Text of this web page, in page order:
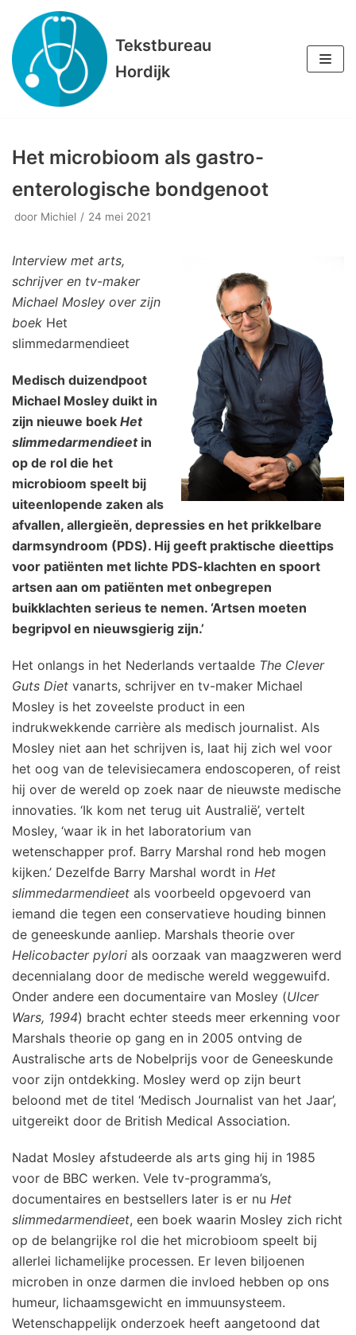
Meteen
naar
de
inhoud
Tekstbureau
Hordijk
Het microbioom als gastro-
enterologische bondgenoot
door Michiel 24 mei 2021
Interview met arts,
schrijver en tv-maker
Michael Mosley over zijn
boek Het
slimmedarmendieet
Medisch duizendpoot
Michael Mosley duikt in
zijn nieuwe boek Het
slimmedarmendieetin
op de rol die het
microbioom speelt bij
uiteenlopende zaken als
afvallen, allergieën, depressies en het prikkelbare
darmsyndroom (PDS). Hij geeft praktische dieettips
voor patiënten met lichte PDS-klachten en spoort
artsen aan om patiënten met onbegrepen
buikklachten serieus te nemen. ‘Artsen moeten
begripvol en nieuwsgierig zijn.’
Het onlangs in het Nederlands vertaalde The Clever
Guts Diet vanarts, schrijver en tv-maker Michael
Mosley is het zoveelste product in een
indrukwekkende carrière als medisch journalist. Als
Mosley niet aan het schrijven is, laat hij zich wel voor
het oog van de televisiecamera endoscoperen, of reist
hij over de wereld op zoek naar de nieuwste medische
innovaties. ‘Ik kom net terug uit Australië’, vertelt
Mosley, ‘waar ik in het laboratorium van
wetenschapper prof. Barry Marshal rond heb mogen
kijken.’ Dezelfde Barry Marshal wordt in Het
slimmedarmendieet als voorbeeld opgevoerd van
iemand die tegen een conservatieve houding binnen
de geneeskunde aanliep. Marshals theorie over
Helicobacter pylori als oorzaak van maagzweren werd
decennialang door de medische wereld weggewuifd.
Onder andere een documentaire van Mosley (Ulcer
Wars, 1994) bracht echter steeds meer erkenning voor
Marshals theorie op gang en in 2005 ontving de
Australische arts de Nobelprijs voor de Geneeskunde
voor zijn ontdekking. Mosley werd op zijn beurt
beloond met de titel ‘Medisch Journalist van het Jaar’,
uitgereikt door de British Medical Association.
Nadat Mosley afstudeerde als arts ging hij in 1985
voor de BBC werken. Vele tv-programma’s,
documentaires en bestsellers later is er nu Het
slimmedarmendieet, een boek waarin Mosley zich richt
op de belangrijke rol die het microbioom speelt bij
allerlei lichamelijke processen. Er leven biljoenen
microben in onze darmen die invloed hebben op ons
humeur, lichaamsgewicht en immuunsysteem.
Wetenschappelijk onderzoek heeft aangetoond dat